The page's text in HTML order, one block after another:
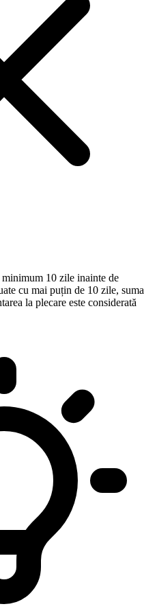
10 zile inainte de
cu mai puțin de 10 zile, suma
la plecare este considerată